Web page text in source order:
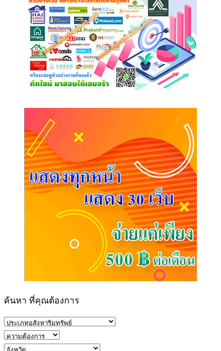
ค้นหา ที่คุณต้องการ